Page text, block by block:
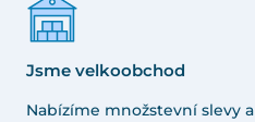
Jsme velkoobchod
Nabízíme množstevní slevy